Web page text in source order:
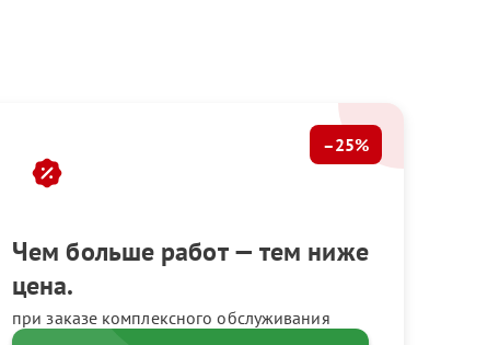
Чем больше работ — тем ниже
цена.
при заказе комплексного обслуживания
–25%